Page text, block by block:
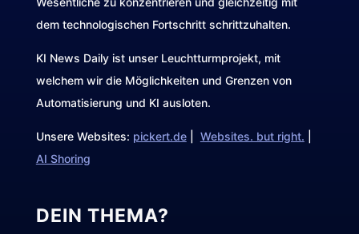
dem technologischen Fortschritt schrittzuhalten.
KI News Daily ist unser Leuchtturmprojekt, mit
welchem wir die Möglichkeiten und Grenzen von
Automatisierung und KI ausloten.
Unsere Websites: pickert.de| Websites. but right.
AI Shoring
DEIN THEMA?